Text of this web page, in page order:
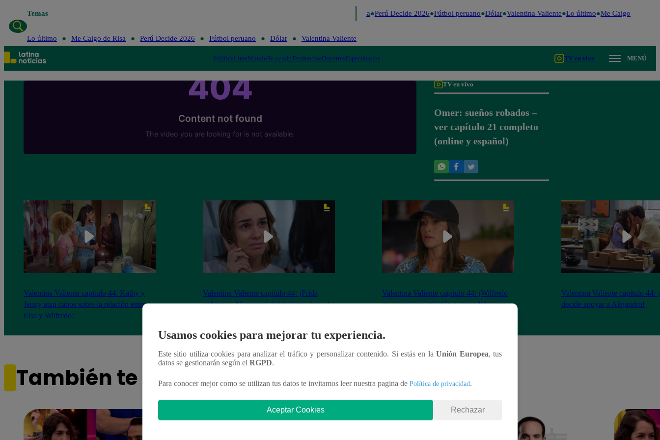
Temas Me Caigo de Risa Perú Decide 2026 Fútbol peruano Dólar Valentina Valiente Lo último Me Caigo de Risa
Lo último Me Caigo de Risa Perú Decide 2026 Fútbol peruano Dólar Valentina Valiente
PolíticaLimaMundoTe ayudoTendenciasDeportesEspectáculos TV en vivo MENÚ
TV en vivo
Omer: sueños robados –
ver capítulo 21 completo
(online y español)
Valentina Valiente capítulo 44: Kathy y
Jenny atan cabos sobre la relación entre
Elsa y Wilfredo!
Valentina Valiente capítulo 44: ¡Frida
enfrenta a Macarena! del reclamo duro al
Valentina Valiente capítulo 44: ¡Wilfredo
no acepta una relación a escondidas con
Valentina Valiente capítulo 44:
decide apoyar a Alejandro!
También te puede interesar
Usamos cookies para mejorar tu experiencia.
Este sitio utiliza cookies para analizar el tráfico y personalizar contenido. Si estás en laUnión Europea, tus
datos se gestionarán según el RGPD.
Para conocer mejor como se utilizan tus datos te invitamos leer nuestra pagina de Política de privacidad.
Aceptar Cookies Rechazar